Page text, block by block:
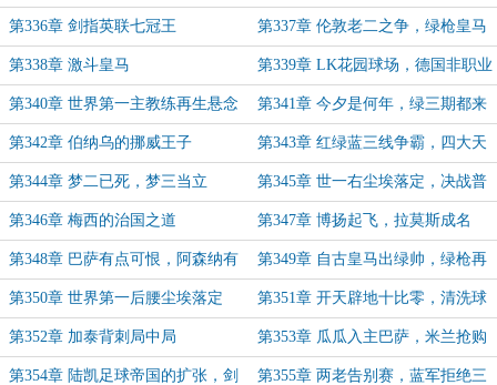
回来啦！
第336章 剑指英联七冠王 第337章 伦敦老二之争，绿枪皇马
两败俱伤？
第338章 激斗皇马 第339章 LK花园球场，德国非职业
杯决赛
第340章 世界第一主教练再生悬念 第341章 今夕是何年，绿三期都来
了？
第342章 伯纳乌的挪威王子 第343章 红绿蓝三线争霸，四大天
王出巴萨
第344章 梦二已死，梦三当立 第345章 世一右尘埃落定，决战普
拉蒂尼
第346章 梅西的治国之道 第347章 博扬起飞，拉莫斯成名
第348章 巴萨有点可恨，阿森纳有
点可怜
第349章 自古皇马出绿帅，绿枪再
战诺坎普
第350章 世界第一后腰尘埃落定 第351章 开天辟地十比零，清洗球
队我帮您
第352章 加泰背刺局中局 第353章 瓜瓜入主巴萨，米兰抢购
莫塔
第354章 陆凯足球帝国的扩张，剑 第355章 两老告别赛，蓝军拒绝三